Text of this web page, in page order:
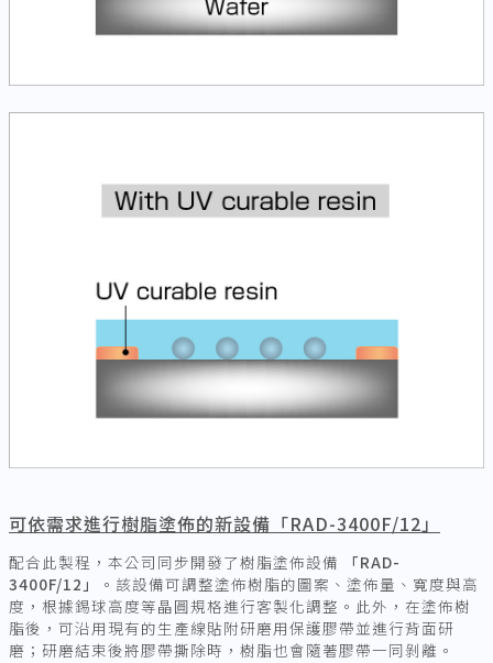
可依需求進行樹脂塗佈的新設備「RAD-3400F/12」
配合此製程，本公司同步開發了樹脂塗佈設備
「RAD-
3400F/12」
。該設備可調整塗佈樹脂的圖案、塗佈量、寬度與高
度，根據錫球高度等晶圓規格進行客製化調整。此外，在塗佈樹
脂後，可沿用現有的生產線貼附研磨用保護膠帶並進行背面研
磨；研磨結束後將膠帶撕除時，樹脂也會隨著膠帶一同剝離。